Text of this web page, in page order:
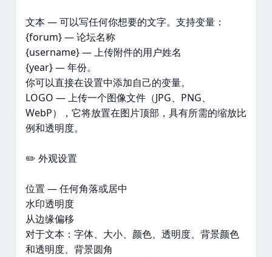
文本 — 可以写任何你想要的文字。支持变量：
{forum} — 论坛名称
{username} — 上传附件的用户姓名
{year} — 年份。
你可以直接在设置中添加自己的变量。
LOGO — 上传一个图像文件（JPG、PNG、
WebP），它将放置在图片顶部，具有所需的缩放比
例和透明度。
✏️ 外观设置
位置 — 任何角落或居中
水印透明度
从边缘偏移
对于文本：字体、大小、颜色、透明度、背景颜色
和透明度、背景圆角